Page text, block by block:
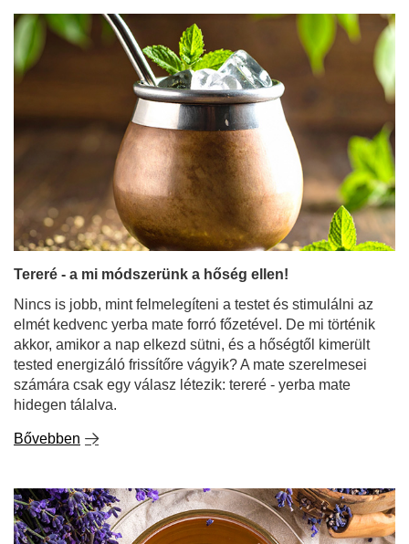
Tereré - a mi módszerünk a hőség ellen!
Nincs is jobb, mint felmelegíteni a testet és stimulálni az
elmét kedvenc yerba mate forró főzetével. De mi történik
akkor, amikor a nap elkezd sütni, és a hőségtől kimerült
tested energizáló frissítőre vágyik? A mate szerelmesei
számára csak egy válasz létezik: tereré - yerba mate
hidegen tálalva.
Bővebben